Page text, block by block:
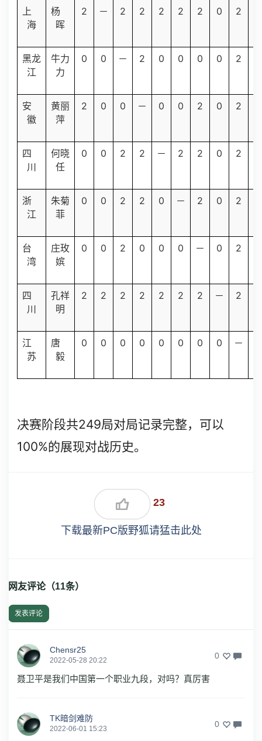
上
海
杨
晖
2 － 2 2 2 2 2 0 2
黑龙
江
牛力
力
0 0 － 2 0 0 0 0 2
安
徽
黄丽
萍
2 0 0 － 0 0 2 0 2
四
川
何晓
任
0 0 2 2 － 2 2 0 2
浙
江
朱菊
菲
0 0 2 2 0 － 2 0 2
台
湾
庄玫
嫔
0 0 2 0 0 0 － 0 2
四
川
孔祥
明
2 2 2 2 2 2 2 － 2
江
苏
唐
毅
0 0 0 0 0 0 0 0 －
决赛阶段共249局对局记录完整，可以
100%的展现对战历史。
23
下载最新PC版野狐请猛击此处
网友评论（11条）
发表评论
Chensr25
2022-05-28 20:22 0
聂卫平是我们中国第一个职业九段，对吗？真厉害
TK暗剑难防
2022-06-01 15:23 0